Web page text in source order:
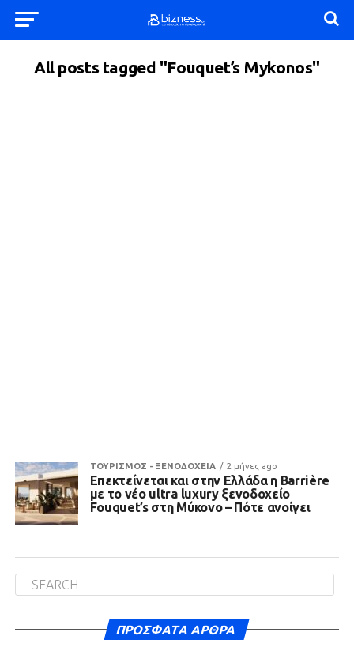
All posts tagged "Fouquet’s Mykonos"
ΤΟΥΡΙΣΜΟΣ - ΞΕΝΟΔΟΧΕΙΑ 2 μήνες ago
Επεκτείνεται και στην Ελλάδα η Barrière
με το νέο ultra luxury ξενοδοχείο
Fouquet’s στη Μύκονο – Πότε ανοίγει
ΠΡΌΣΦΑΤΑ ΆΡΘΡΑ